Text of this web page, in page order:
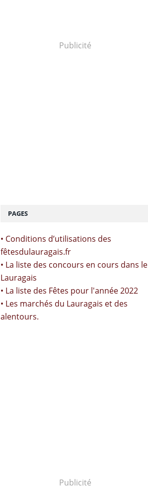
Publicité
PAGES
• Conditions d’utilisations des
fêtesdulauragais.fr
• La liste des concours en cours dans le
Lauragais
• La liste des Fêtes pour l'année 2022
• Les marchés du Lauragais et des
alentours.
Publicité